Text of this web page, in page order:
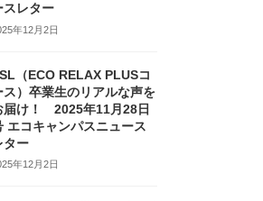
スレター
年12月2日
（ECO RELAX PLUSコ
ス）卒業生のリアルな声を
届け！ 2025年11月28日
エコキャンパスニュース
ター
年12月2日